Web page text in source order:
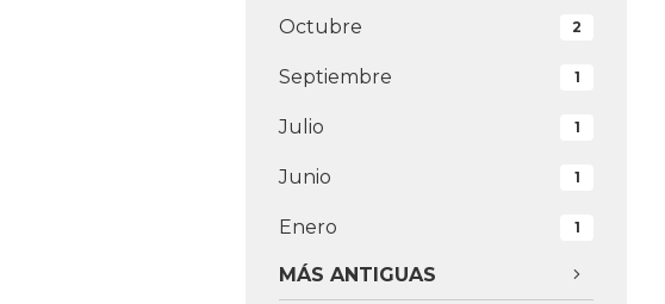
Octubre 2
Septiembre 1
Julio 1
Junio 1
Enero 1
MÁS ANTIGUAS